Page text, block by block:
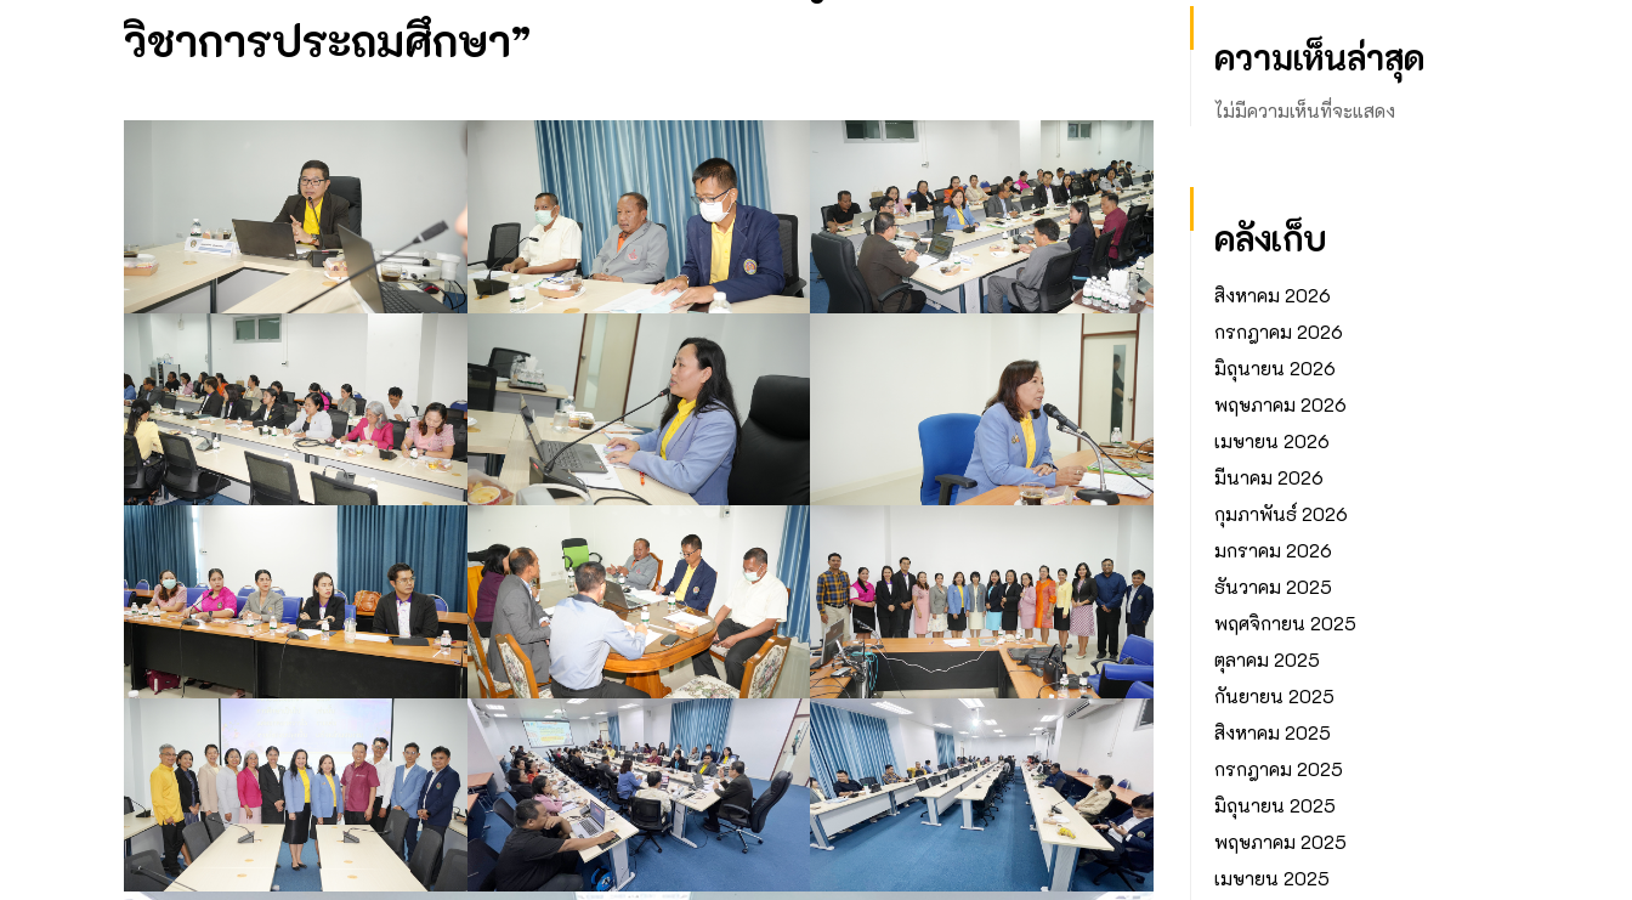
วิชาการประถมศึกษา”
ความเห็นล่าสุด
ไม่มีความเห็นที่จะแสดง
คลังเก็บ
สิงหาคม 2026
กรกฎาคม 2026
มิถุนายน 2026
พฤษภาคม 2026
เมษายน 2026
มีนาคม 2026
กุมภาพันธ์ 2026
มกราคม 2026
ธันวาคม 2025
พฤศจิกายน 2025
ตุลาคม 2025
กันยายน 2025
สิงหาคม 2025
กรกฎาคม 2025
มิถุนายน 2025
พฤษภาคม 2025
เมษายน 2025